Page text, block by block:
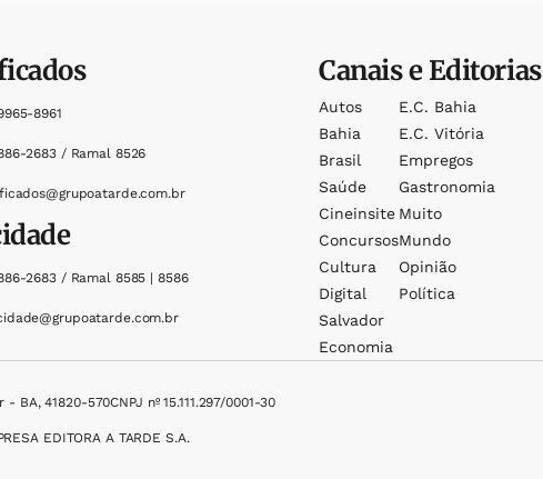
8961
2683 / Ramal 8526
2683 / Ramal 8585 | 8586
Canais e Editorias
Autos
Bahia
Brasil
Saúde
Cineinsite
Concursos
Cultura
Digital
Salvador
Economia
E.c. Bahia
E.c. Vitória
Empregos
Gastronomia
Muito
Mundo
Opinião
Política
- BA, 41820-570CNPJ nº 15.111.297/0001-30
EDITORA A TARDE S.A.